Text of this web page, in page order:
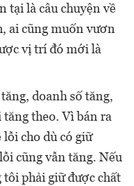
tại là câu chuyện về
ai cũng muốn vươn
vị trí đó mới là
doanh số tăng,
theo. Vì bán ra
cho dù có giữ
cũng vẫn tăng. Nếu
phải giữ được chất